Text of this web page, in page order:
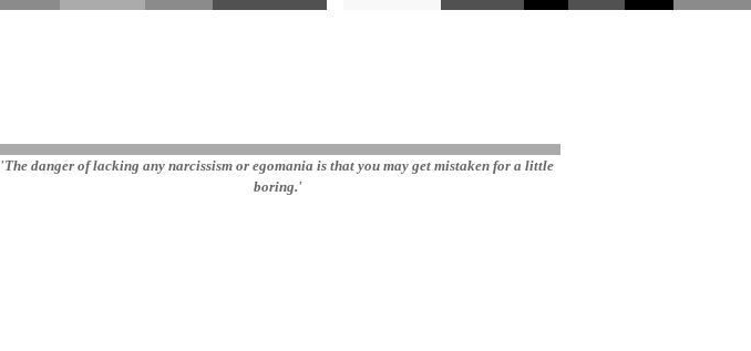
'The danger of lacking any narcissism or egomania is that you may get mistaken for a little
boring.'